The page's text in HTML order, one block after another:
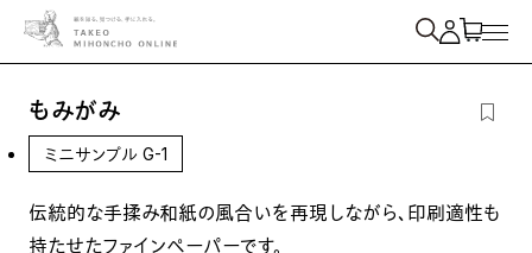
紙を検索
もみがみ
ミニサンプル G-1
伝統的な手揉み和紙の風合いを再現しながら、印刷適性も
持たせたファインペーパーです。